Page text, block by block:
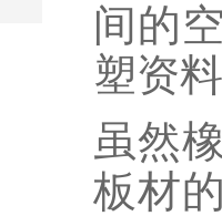
间的
塑资
虽然
板材